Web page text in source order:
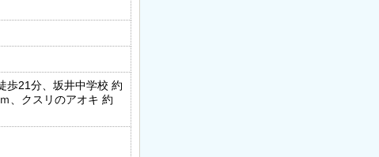
歩21分、坂井中学校 約
、クスリのアオキ 約